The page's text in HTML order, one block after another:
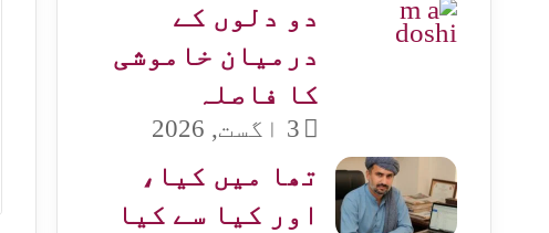
دو دلوں کے
درمیان خاموشی
کا فاصلہ
3 اگست, 2026
تھا میں کیا،
اور کیا سے کیا